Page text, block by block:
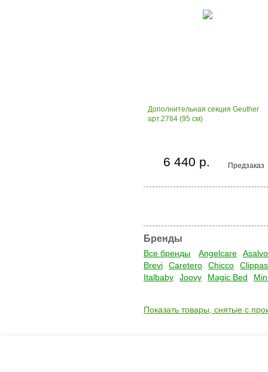
Дополнительная секция Geuther
арт.2764 (95 см)
Предзаказ
6 440 р.
Бренды
Все бренды Angelcare
Asalvo
Brevi
Caretero Chicco
Italbaby
Joovy Magic Bed
Показать товары, снятые с